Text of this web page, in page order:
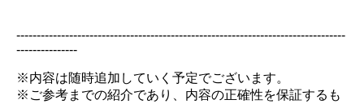
---------------------------------------------------------------------------------
---------------
※内容は随時追加していく予定でございます。
※ご参考までの紹介であり、内容の正確性を保証するも